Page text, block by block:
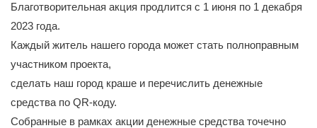
Благотворительная акция продлится с 1 июня по 1 декабря
2023 года.
Каждый житель нашего города может стать полноправным
участником проекта,
сделать наш город краше и перечислить денежные
средства по QR-коду.
Собранные в рамках акции денежные средства точечно